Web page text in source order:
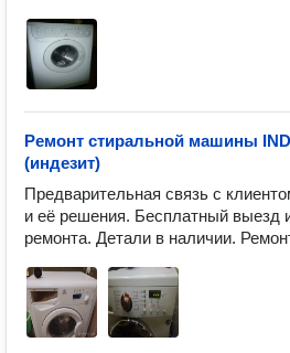
Ремонт стиральной машины
(индезит)
Предварительная связь с
и её решения. Бесплатный выезд
ремонта. Детали в наличии.